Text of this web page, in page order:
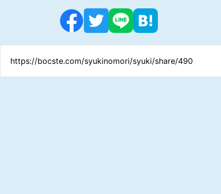
https://bocste.com/syukinomori/syuki/share/490